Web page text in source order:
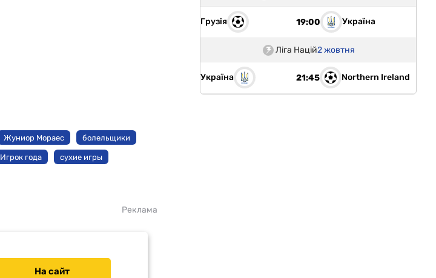
Жуниор Мораес болельщики
Игрок года сухие игры
Реклама
На сайт
Грузія 19:00 Україна
Ліга Націй2 жовтня
Україна 21:45 Northern Ireland